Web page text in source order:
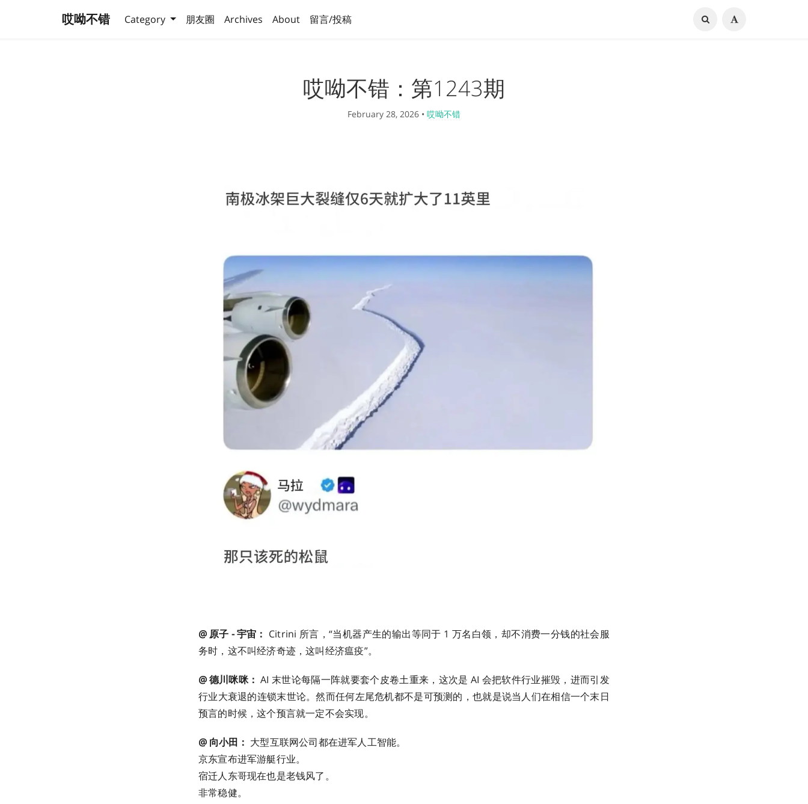
哎呦不错 Category 朋友圈 Archives About 留言/投稿
哎呦不错：第1243期
February 28, 2026 • 哎呦不错
@ 原子 - 宇宙： Citrini 所言，“当机器产生的输出等同于 1 万名白领，却不消费一分钱的社会服
务时，这不叫经济奇迹，这叫经济瘟疫”。 ​​​
@ 德川咪咪： AI 末世论每隔一阵就要套个皮卷土重来，这次是 AI 会把软件行业摧毁，进而引发
行业大衰退的连锁末世论。然而任何左尾危机都不是可预测的，也就是说当人们在相信一个末日
预言的时候，这个预言就一定不会实现。
@ 向小田： 大型互联网公司都在进军人工智能。
京东宣布进军游艇行业。
宿迁人东哥现在也是老钱风了。
非常稳健。 ​​​​